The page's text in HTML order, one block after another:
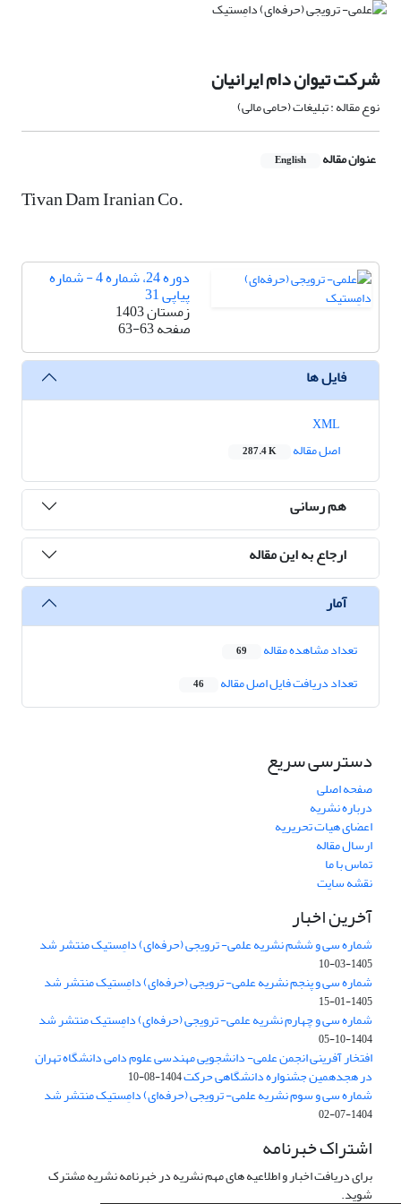
شرکت تیوان دام ایرانیان
نوع مقاله : تبلیغات (حامی مالی)
عنوان مقاله English
Tivan Dam Iranian Co.
دوره 24، شماره 4 - شماره
پیاپی 31
زمستان 1403
صفحه63-63
فایل ها
اصل مقاله
287.4 K
هم رسانی
ارجاع به این مقاله
آمار
تعداد مشاهده مقاله 69
تعداد دریافت فایل اصل مقاله 46
دسترسی سریع
صفحه اصلی
درباره نشریه
اعضای هیات تحریریه
ارسال مقاله
تماس با ما
نقشه سایت
آخرین اخبار
شماره سی و ششم نشریه علمی- ترویجی (حرفه‌ای) دامِستیک منتشر شد
1405-03-10
شماره سی و پنجم نشریه علمی- ترویجی (حرفه‌ای) دامِستیک منتشر شد
1405-01-15
شماره سی و چهارم نشریه علمی- ترویجی (حرفه‌ای) دامِستیک منتشر شد
1404-10-05
افتخار آفرینی انجمن علمی- دانشجویی مهندسی علوم دامی دانشگاه تهران
در هجدهمین جشنواره دانشگاهی حرکت1404-08-10
شماره سی و سوم نشریه علمی- ترویجی (حرفه‌ای) دامِستیک منتشر شد
1404-07-02
اشتراک خبرنامه
برای دریافت اخبار و اطلاعیه های مهم نشریه در خبرنامه نشریه مشترک
شوید.